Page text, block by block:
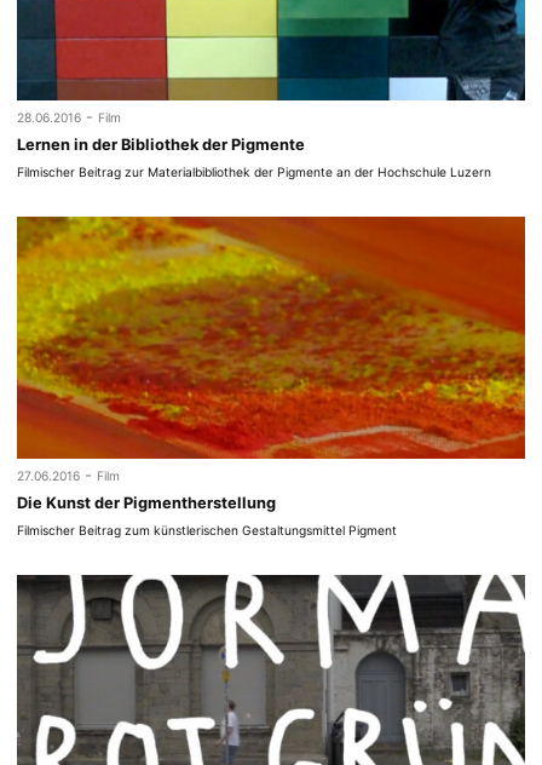
28.06.2016 - Film
Lernen in der Bibliothek der Pigmente
Filmischer Beitrag zur Materialbibliothek der Pigmente an der Hochschule Luzern
27.06.2016 - Film
Die Kunst der Pigmentherstellung
Filmischer Beitrag zum künstlerischen Gestaltungsmittel Pigment